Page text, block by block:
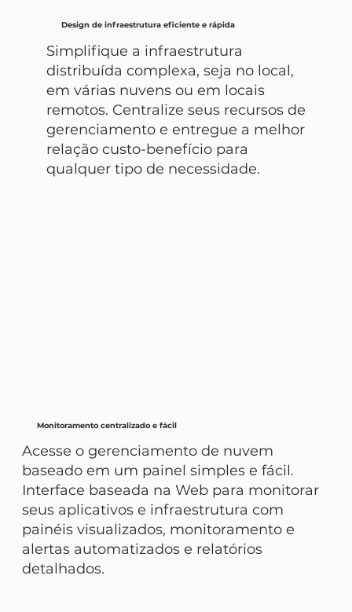
Design de infraestrutura eficiente e rápida
Simplifique a infraestrutura
distribuída complexa, seja no local,
em várias nuvens ou em locais
remotos. Centralize seus recursos de
gerenciamento e entregue a melhor
relação custo-benefício para
qualquer tipo de necessidade.
Monitoramento centralizado e fácil
Acesse o gerenciamento de nuvem
baseado em um painel simples e fácil.
Interface baseada na Web para monitorar
seus aplicativos e infraestrutura com
painéis visualizados, monitoramento e
alertas automatizados e relatórios
detalhados.